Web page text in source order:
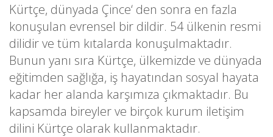
Kürtçe, dünyada Çince‘ den sonra en fazla
konuşulan evrensel bir dildir. 54 ülkenin resmi
dilidir ve tüm kıtalarda konuşulmaktadır.
Bunun yanı sıra Kürtçe, ülkemizde ve dünyada
eğitimden sağlığa, iş hayatından sosyal hayata
kadar her alanda karşımıza çıkmaktadır. Bu
kapsamda bireyler ve birçok kurum iletişim
dilini Kürtçe olarak kullanmaktadır.